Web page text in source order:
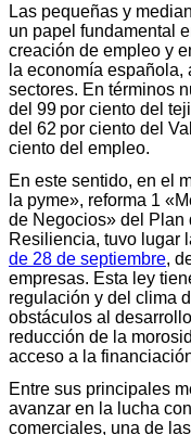
Las pequeñas y
un papel fundamental
creación de empleo y
la economía
sectores. En términos
del 99 por ciento del
del 62 por ciento del
ciento del empleo.
En este sentido, en el
la pyme», reforma 1
de Negocios» del Plan
Resiliencia, tuvo lugar
de 28 de septiembre,
empresas. Esta ley
regulación y del clima
obstáculos al
reducción de la
acceso a la
Entre sus principales
avanzar en la lucha
comerciales, una de